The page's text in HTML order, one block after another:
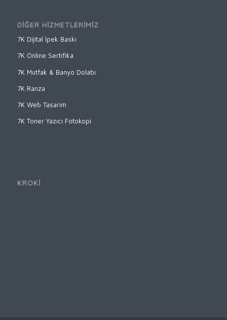
DİĞER HİZMETLERİMİZ
7K Dijital İpek Baskı
7K Online Sertifika
7K Mutfak & Banyo Dolabı
7K Ranza
7K Web Tasarım
7K Toner Yazıcı Fotokopi
KROKİ